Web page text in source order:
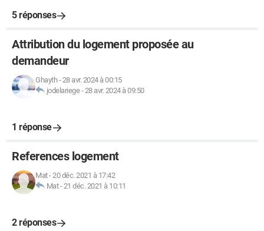
5 réponses
Attribution du logement proposée au
demandeur
Ghayth-28 avr. 2024 à 00:15
jodelariege-28 avr. 2024 à 09:50
1 réponse
References logement
Mat-20 déc. 2021 à 17:42
Mat-21 déc. 2021 à 10:11
2 réponses